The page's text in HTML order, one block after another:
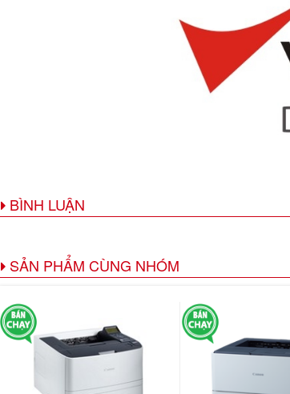
BÌNH LUẬN
SẢN PHẨM CÙNG NHÓM